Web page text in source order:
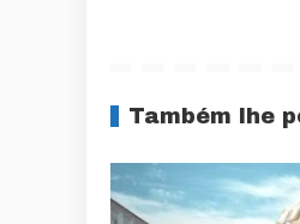
Também lhe